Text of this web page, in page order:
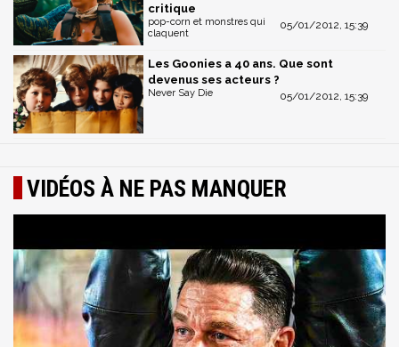
critique
05/01/2012, 15:39
pop-corn et monstres qui
claquent
Les Goonies a 40 ans. Que sont
devenus ses acteurs ?
05/01/2012, 15:39
Never Say Die
VIDÉOS À NE PAS MANQUER